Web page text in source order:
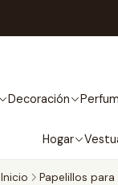
Decoración
Hogar
Inicio Papelillos para